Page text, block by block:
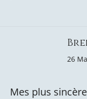
26
Mes plus